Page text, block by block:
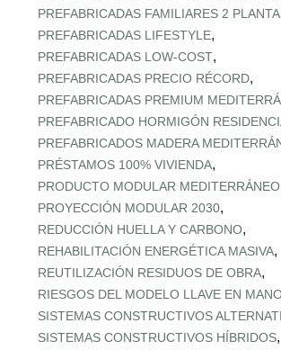
PREFABRICADAS FAMILIARES 2
PREFABRICADAS LIFESTYLE,
PREFABRICADAS LOW‑COST,
PREFABRICADAS PRECIO RÉCORD,
PREFABRICADAS PREMIUM
PREFABRICADO HORMIGÓN
PREFABRICADOS MADERA
PRÉSTAMOS 100% VIVIENDA,
PRODUCTO MODULAR MEDITERRÁNEO
PROYECCIÓN MODULAR 2030,
REDUCCIÓN HUELLA Y CARBONO,
REHABILITACIÓN ENERGÉTICA MASIVA,
REUTILIZACIÓN RESIDUOS DE OBRA,
RIESGOS DEL MODELO LLAVE EN
SISTEMAS CONSTRUCTIVOS
SISTEMAS CONSTRUCTIVOS HÍBRIDOS,